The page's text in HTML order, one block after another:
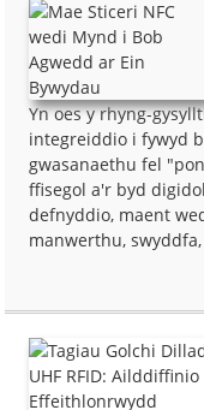
Yn oes y rhyng-
integreiddio i fywyd
gwasanaethu fel
ffisegol a'r byd
defnyddio, maent
manwerthu,